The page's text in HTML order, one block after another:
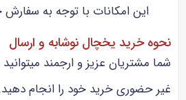
این امکانات با توجه به سفارش
نحوه خرید یخچال نوشابه و ارسال
شما مشتریان عزیز و ارجمند
غیر حضوری خرید خود را انجام